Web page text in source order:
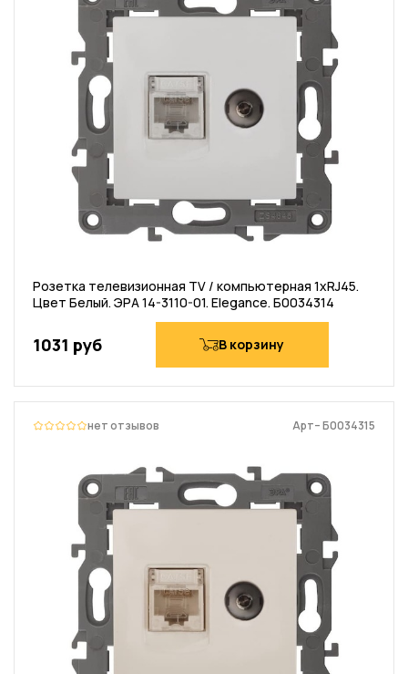
Розетка телевизионная TV / компьютерная 1хRJ45.
Цвет Белый. ЭРА 14-3110-01. Elegance. Б0034314
1031 руб В корзину
нет отзывов Арт– Б0034315